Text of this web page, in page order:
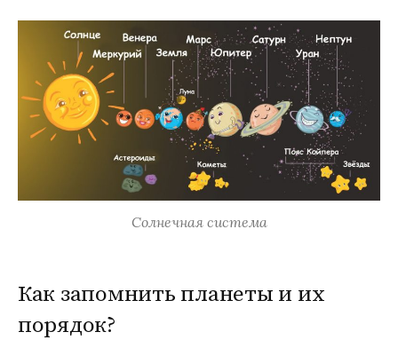
Солнечная система
Как запомнить планеты и их
порядок?